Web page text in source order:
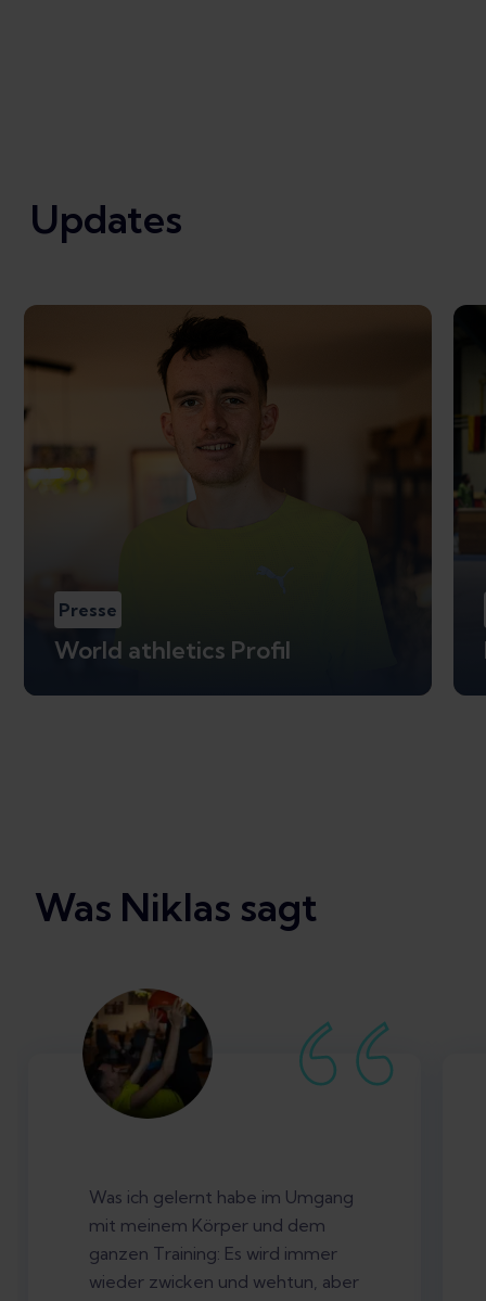
Updates
Presse
World athletics Profil
Was Niklas sagt
Was ich gelernt habe im Umgang
mit meinem Körper und dem
ganzen Training: Es wird immer
wieder zwicken und wehtun, aber